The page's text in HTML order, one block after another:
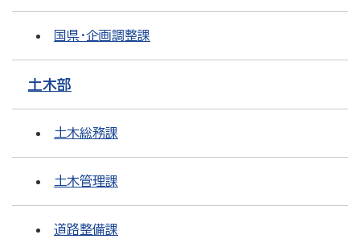
国県・企画調整課
土木部
土木総務課
土木管理課
道路整備課